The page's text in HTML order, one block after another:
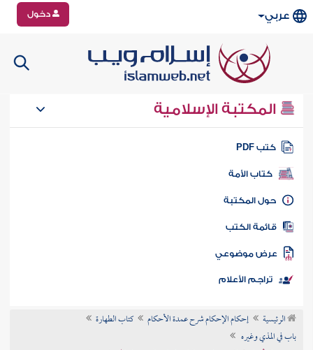
عربي دخول
المكتبة الإسلامية
كتب PDF
كتاب الأمة
المكتبة
الكتب
موضوعي
تراجم الأعلام
الرئيسية إحكام الإحكام شرح عمدة الأحكام
كتاب الطهارة
باب في المذي وغيره